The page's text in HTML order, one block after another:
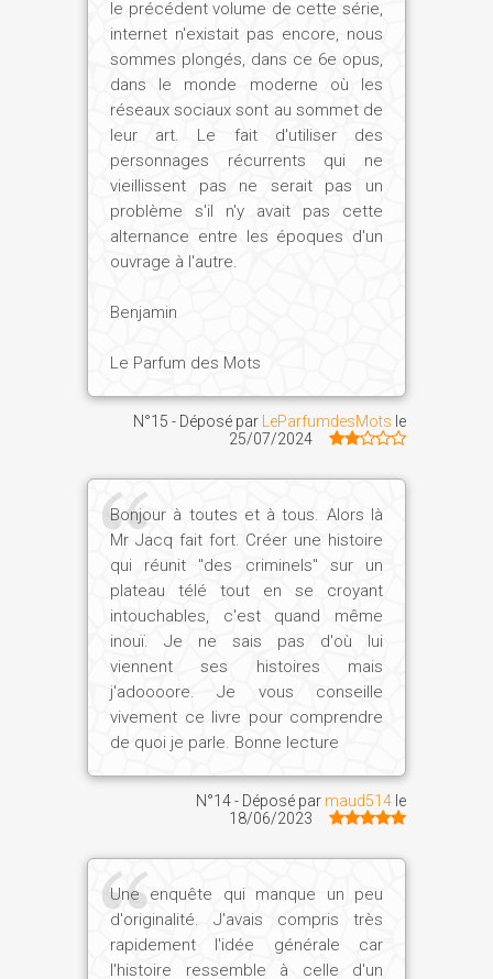
le précédent volume de cette série,
internet n'existait pas encore, nous
sommes plongés, dans ce 6e opus,
dans le monde moderne où les
réseaux sociaux sont au sommet de
leur art. Le fait d'utiliser des
personnages récurrents qui ne
vieillissent pas ne serait pas un
problème s'il n'y avait pas cette
alternance entre les époques d'un
ouvrage à l'autre.
Benjamin
Le Parfum des Mots
N°15 - Déposé par LeParfumdesMots le
25/07/2024
Bonjour à toutes et à tous. Alors là
Mr Jacq fait fort. Créer une histoire
qui réunit "des criminels" sur un
plateau télé tout en se croyant
intouchables, c'est quand même
inouï. Je ne sais pas d'où lui
viennent ses histoires mais
j'adoooore. Je vous conseille
vivement ce livre pour comprendre
de quoi je parle. Bonne lecture
N°14 - Déposé par maud514 le
18/06/2023
Une enquête qui manque un peu
d'originalité. J'avais compris très
rapidement l'idée générale car
l'histoire ressemble à celle d'un